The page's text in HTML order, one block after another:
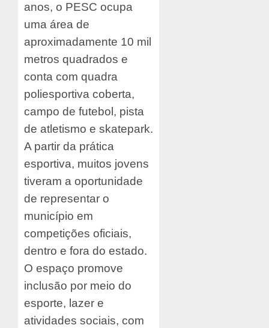
anos, o PESC ocupa
uma área de
aproximadamente 10 mil
metros quadrados e
conta com quadra
poliesportiva coberta,
campo de futebol, pista
de atletismo e skatepark.
A partir da prática
esportiva, muitos jovens
tiveram a oportunidade
de representar o
município em
competições oficiais,
dentro e fora do estado.
O espaço promove
inclusão por meio do
esporte, lazer e
atividades sociais, com